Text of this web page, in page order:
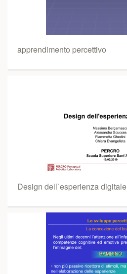
apprendimento percettivo
Design dell`esperienza digitale